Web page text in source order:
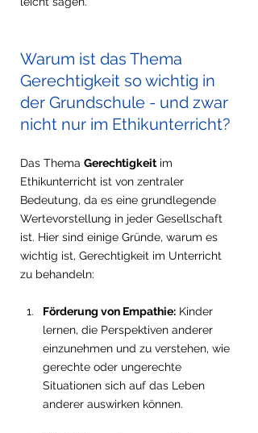
Warum ist das Thema
Gerechtigkeit so wichtig in
der Grundschule - und zwar
nicht nur im Ethikunterricht?
Das Thema Gerechtigkeit im
Ethikunterricht ist von zentraler
Bedeutung, da es eine grundlegende
Wertevorstellung in jeder Gesellschaft
ist. Hier sind einige Gründe, warum es
wichtig ist, Gerechtigkeit im Unterricht
zu behandeln:
Förderung von Empathie: Kinder
lernen, die Perspektiven anderer
einzunehmen und zu verstehen, wie
gerechte oder ungerechte
Situationen sich auf das Leben
anderer auswirken können.